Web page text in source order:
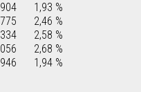
1,93 %
2,46 %
2,58 %
2,68 %
1,94 %